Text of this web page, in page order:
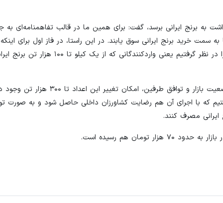
به برنج ایرانی برسد، گفت: برای همین ما در قالب تفاهمنامه‌ای به
سمت خرید برنج ایرانی سوق یابند. در این راستا، در فاز اول برای
نریزد و بازار برنج ایرانی از رکود خارج شود، ما میزان ۱۰۰ هزار تن را در نظر گرفتیم
وی با بیان اینکه در این تفاهمنامه تاکید شده است با توجه به وضعیت بازار و توافق
که با اجرای آن هم رضایت کشاورزان داخلی حاصل شود و به صورت
مصرف کنند.
هم رسیده است.